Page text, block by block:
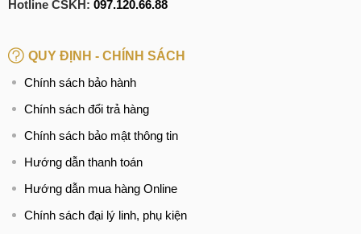
Hotline CSKH: 097.120.66.88
QUY ĐỊNH - CHÍNH SÁCH
Chính sách bảo hành
Chính sách đổi trả hàng
Chính sách bảo mật thông tin
Hướng dẫn thanh toán
Hướng dẫn mua hàng Online
Chính sách đại lý linh, phụ kiện